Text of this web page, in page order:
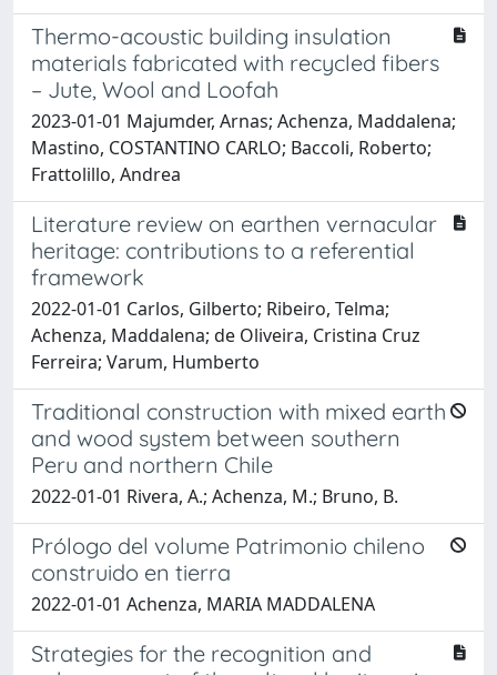
Thermo-acoustic building insulation
materials fabricated with recycled fibers
– Jute, Wool and Loofah
2023-01-01 Majumder, Arnas; Achenza, Maddalena;
Mastino, COSTANTINO CARLO; Baccoli, Roberto;
Frattolillo, Andrea
Literature review on earthen vernacular
heritage: contributions to a referential
framework
2022-01-01 Carlos, Gilberto; Ribeiro, Telma;
Achenza, Maddalena; de Oliveira, Cristina Cruz
Ferreira; Varum, Humberto
Traditional construction with mixed earth
and wood system between southern
Peru and northern Chile
2022-01-01 Rivera, A.; Achenza, M.; Bruno, B.
Prólogo del volume Patrimonio chileno
construido en tierra
2022-01-01 Achenza, MARIA MADDALENA
Strategies for the recognition and